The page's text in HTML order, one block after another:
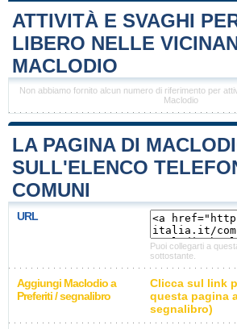
ATTIVITÀ E SVAGHI
LIBERO NELLE
MACLODIO
Non abbiamo fornito alcun numero di riferimento per
Maclodio
LA PAGINA DI
SULL'ELENCO
COMUNI
URL
Puoi collegarti a
sottostante.
Aggiungi Maclodio a
Preferiti / segnalibro
Clicca sul link
questa pagina
segnalibro)